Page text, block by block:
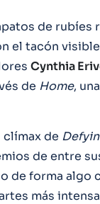
de rubíes
el tacón
Cynthia
de Home,
clímax de
de entre
de forma algo
más